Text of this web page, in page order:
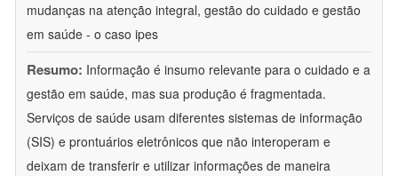
mudanças na atenção integral, gestão do cuidado e gestão
em saúde - o caso ipes
Resumo: Informação é insumo relevante para o cuidado e a
gestão em saúde, mas sua produção é fragmentada.
Serviços de saúde usam diferentes sistemas de informação
(SIS) e prontuários eletrônicos que não interoperam e
deixam de transferir e utilizar informações de maneira